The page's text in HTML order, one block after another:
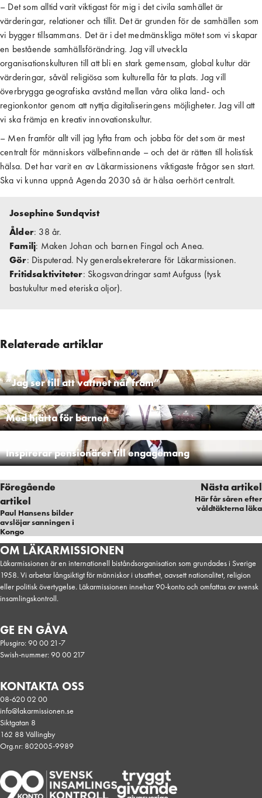
– Det som alltid varit viktigast för mig i det civila samhället är
värderingar, relationer och tillit. Det är grunden för de samhällen som
vi bygger tillsammans. Det är i det medmänskliga mötet som vi skapar
en bestående samhällsförändring. Jag vill utveckla
organisationskulturen till att bli en stark gemensam, global kultur där
värderingar, såväl religiösa som kulturella får ta plats. Jag vill
överbrygga geografiska avstånd mellan våra olika land- och
regionkontor genom att nyttja digitaliseringens möjligheter. Jag vill att
vi ska främja en kreativ innovationskultur.
– Men framför allt vill jag lyfta fram och jobba för det som är mest
centralt för människors välbefinnande – och det är rätten till holistisk
hälsa. Det har varit en av Läkarmissionens viktigaste frågor sen start.
Ska vi kunna uppnå Agenda 2030 så är hälsa oerhört centralt.
Josephine Sundqvist
Ålder: 38 år.
Familj: Maken Johan och barnen Fingal och Anea.
Gör: Disputerad. Ny generalsekreterare för Läkarmissionen.
Fritidsaktiviteter: Skogsvandringar samt Aufguss (tysk
bastukultur med eteriska oljor).
Relaterade artiklar
”Jag ser till att vattnet når fram”
Med hjärta för barnen
Inspirerar pensionärer till engagemang
Föregående
artikel
Paul Hansens bilder
avslöjar sanningen i
Kongo
Nästa artikel
Här får såren efter
våldtäkterna läka
Reportage
OM LÄKARMISSIONEN
Läkarmissionen är en internationell biståndsorganisation som grundades i Sverige
1958. Vi arbetar långsiktigt för människor i utsatthet, oavsett nationalitet, religion
eller politisk övertygelse. Läkarmissionen innehar 90-konto och omfattas av svensk
insamlingskontroll.
GE EN GÅVA
Plusgiro: 90 00 21-7
Swish-nummer: 90 00 217
KONTAKTA OSS
08-620 02 00
info@lakarmissionen.se
Siktgatan 8
162 88 Vällingby
Org.nr: 802005-9989